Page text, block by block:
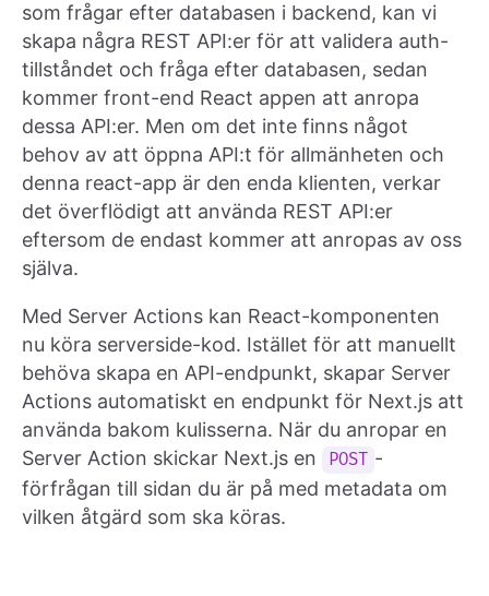
som frågar efter databasen i backend, kan vi
skapa några REST API:er för att validera auth-
tillståndet och fråga efter databasen, sedan
kommer front-end React appen att anropa
dessa API:er. Men om det inte finns något
behov av att öppna API:t för allmänheten och
denna react-app är den enda klienten, verkar
det överflödigt att använda REST API:er
eftersom de endast kommer att anropas av oss
själva.
Med Server Actions kan React-komponenten
nu köra serverside-kod. Istället för att manuellt
behöva skapa en API-endpunkt, skapar Server
Actions automatiskt en endpunkt för Next.js att
använda bakom kulisserna. När du anropar en
Server Action skickar Next.js en
POST -
förfrågan till sidan du är på med metadata om
vilken åtgärd som ska köras.